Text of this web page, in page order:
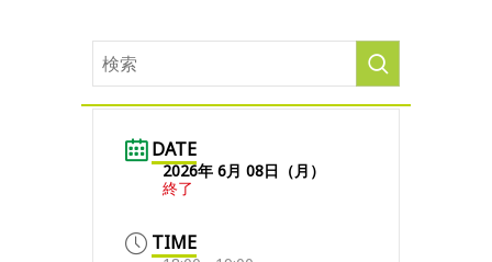
DATE
2026年 6月 08日（月）
終了
TIME